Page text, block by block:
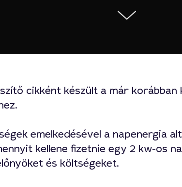
cikként készült a már
emelkedésével a napenergia
kellene fizetnie egy 2 kw-os
és költségeket.